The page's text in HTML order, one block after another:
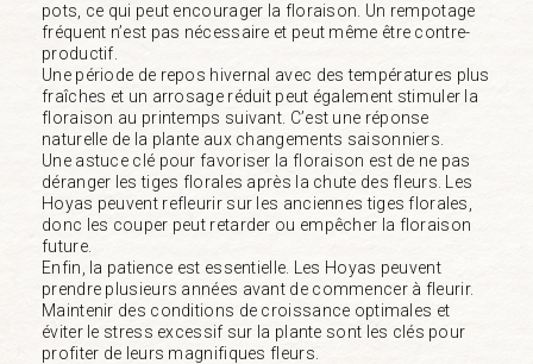
pots, ce qui peut encourager la floraison. Un rempotage
fréquent n’est pas nécessaire et peut même être contre-
productif.
Une période de repos hivernal avec des températures plus
fraîches et un arrosage réduit peut également stimuler la
floraison au printemps suivant. C’est une réponse
naturelle de la plante aux changements saisonniers.
Une astuce clé pour favoriser la floraison est de ne pas
déranger les tiges florales après la chute des fleurs. Les
Hoyas peuvent refleurir sur les anciennes tiges florales,
donc les couper peut retarder ou empêcher la floraison
future.
Enfin, la patience est essentielle. Les Hoyas peuvent
prendre plusieurs années avant de commencer à fleurir.
Maintenir des conditions de croissance optimales et
éviter le stress excessif sur la plante sont les clés pour
profiter de leurs magnifiques fleurs.